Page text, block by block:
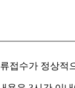
접수가 정상적